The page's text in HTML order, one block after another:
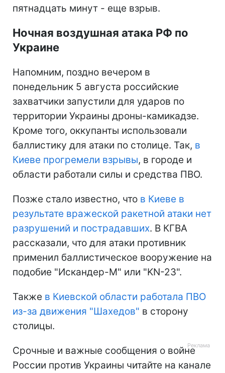
пятнадцать минут - еще взрыв.
Ночная воздушная атака РФ по
Украине
Напомним, поздно вечером в
понедельник 5 августа российские
захватчики запустили для ударов по
территории Украины дроны-камикадзе.
Кроме того, оккупанты использовали
баллистику для атаки по столице. Так, в
Киеве прогремели взрывы, в городе и
области работали силы и средства ПВО.
Позже стало известно, что в Киеве в
результате вражеской ракетной атаки нет
разрушений и пострадавших. В КГВА
рассказали, что для атаки противник
применил баллистическое вооружение на
подобие "Искандер-М" или "KN-23".
Также в Киевской области работала ПВО
из-за движения "Шахедов" в сторону
столицы.
Срочные и важные сообщения о войне
России против Украины читайте на канале